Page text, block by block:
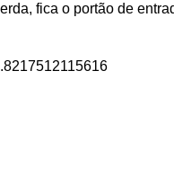
fica o portão de